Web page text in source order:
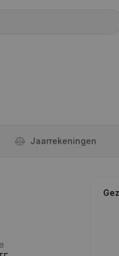
Jaar­rekeningen